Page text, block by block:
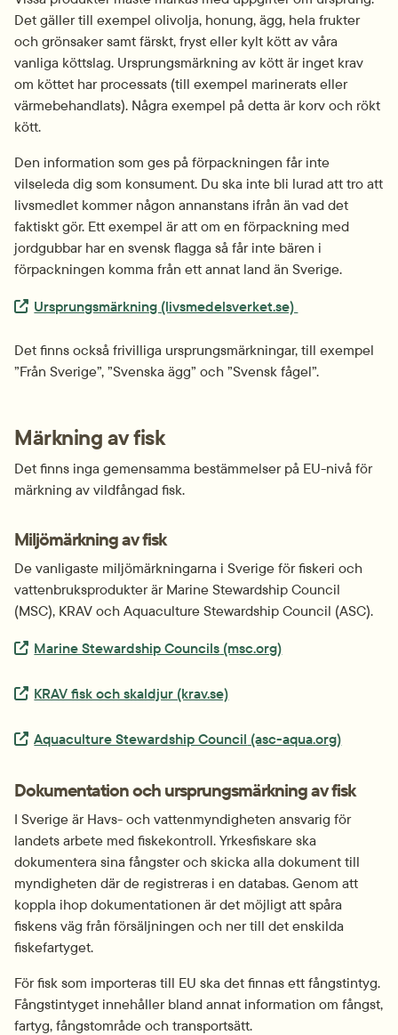
Det gäller till exempel olivolja, honung, ägg, hela frukter
och grönsaker samt färskt, fryst eller kylt kött av våra
vanliga köttslag. Ursprungs­märkning av kött är inget krav
om köttet har processats (till exempel marinerats eller
värme­behandlats). Några exempel på detta är korv och rökt
kött.
Den information som ges på förpackningen får inte
vilseleda dig som konsument. Du ska inte bli lurad att tro att
livsmedlet kommer någon annanstans ifrån än vad det
faktiskt gör. Ett exempel är att om en förpackning med
jordgubbar har en svensk flagga så får inte bären i
förpackningen komma från ett annat land än Sverige.
Extern länk.
Ursprungs­märkning (livsmedelsverket.se)
Det finns också frivilliga ursprungs­märkningar, till exempel
”Från Sverige”, ”Svenska ägg” och ”Svensk fågel”.
Märkning av fisk
Det finns inga gemensamma bestämmelser på EU-nivå för
märkning av vildfångad fisk.
Miljömärkning av fisk
De vanligaste miljö­märkningarna i Sverige för fiskeri och
vattenbruks­produkter är Marine Stewardship Council
(MSC), KRAV och Aquaculture Stewardship Council (ASC).
Extern länk.
Marine Stewardship Councils (msc.org)
Extern länk.
KRAV fisk och skaldjur (krav.se)
Extern länk.
Aquaculture Stewardship Council (asc-aqua.org)
Dokumentation och ursprungs­märkning av fisk
I Sverige är Havs- och vatten­myndigheten ansvarig för
landets arbete med fiskekontroll. Yrkesfiskare ska
dokumentera sina fångster och skicka alla dokument till
myndigheten där de registreras i en databas. Genom att
koppla ihop dokumentationen är det möjligt att spåra
fiskens väg från försäljningen och ner till det enskilda
fiskefartyget.
För fisk som importeras till EU ska det finnas ett fångstintyg.
Fångstintyget innehåller bland annat information om fångst,
fartyg, fångstområde och transportsätt.